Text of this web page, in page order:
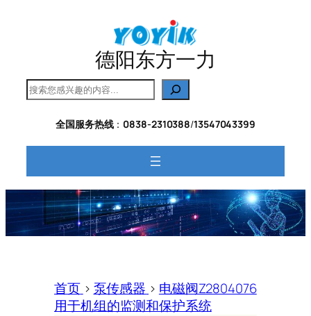
德阳东方一力
搜
索
全国服务热线： 0838-2310388/13547043399
首页 > 泵传感器 > 电磁阀Z2804076
用于机组的监测和保护系统